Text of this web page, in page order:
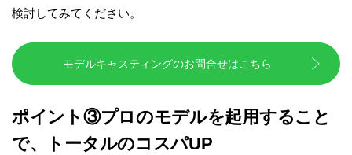
検討してみてください。
モデルキャスティングのお問合せはこちら
ポイント③プロのモデルを起用すること
で、トータルのコスパUP